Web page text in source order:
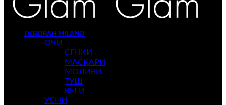
DEBORAH MILANO
ОЧИ
СЕНКИ
МАСКАРИ
МОЛИВИ
ТУШ
ВЕЃИ
УСНИ